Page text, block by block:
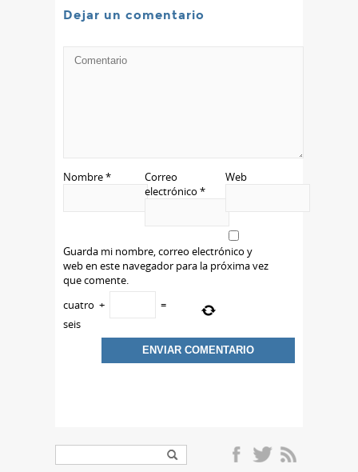
Dejar un comentario
Nombre*
Correo
electrónico *
Web
Guarda mi nombre, correo electrónico y
web en este navegador para la próxima vez
que comente.
cuatro +
=
seis